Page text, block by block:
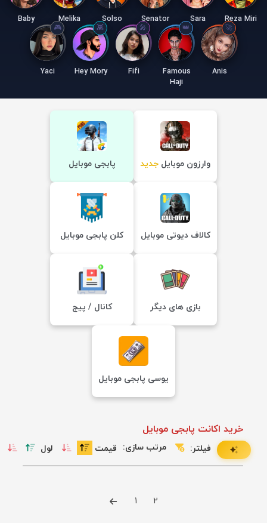
Reza Miri
Sara
Senator
Solso
Melika
Baby
Anis
Famous
Haji
Fifi
Hey Mory
Yaci
وارزون موبایل جدید پابجی موبایل
کالاف دیوتی موبایل کلن پابجی موبایل
بازی های دیگر کانال / پیج
یوسی پابجی موبایل
خرید اکانت پابجی موبایل
فیلتر: مرتب سازی: قیمت لول
1 2